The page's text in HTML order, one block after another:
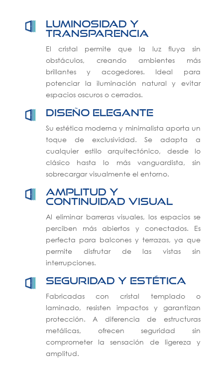
Luminosidad y
transparencia
El cristal permite que la luz fluya sin
obstáculos, creando ambientes más
brillantes y acogedores. Ideal para
potenciar la iluminación natural y evitar
espacios oscuros o cerrados.
Diseño elegante
Su estética moderna y minimalista aporta un
toque de exclusividad. Se adapta a
cualquier estilo arquitectónico, desde lo
clásico hasta lo más vanguardista, sin
sobrecargar visualmente el entorno.
Amplitud y
continuidad visual
Al eliminar barreras visuales, los espacios se
perciben más abiertos y conectados. Es
perfecta para balcones y terrazas, ya que
permite disfrutar de las vistas sin
interrupciones.
Seguridad y estética
Fabricadas con cristal templado o
laminado, resisten impactos y garantizan
protección. A diferencia de estructuras
metálicas, ofrecen seguridad sin
comprometer la sensación de ligereza y
amplitud.